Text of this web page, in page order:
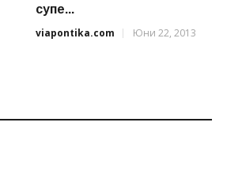
супе...
viapontika.com
Юни 22, 2013